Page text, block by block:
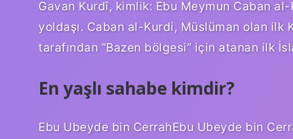
Gavan Kurdî, kimlik: Ebu Meymun Caban
yoldaşı. Caban al-Kurdi, Müslüman olan ilk
tarafından “Bazen bölgesi” için atanan ilk
En yaşlı sahabe kimdir?
Ebu Ubeyde bin CerrahEbu Ubeyde bin